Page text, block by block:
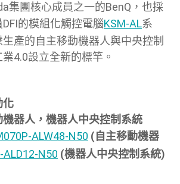
集團核心成員之一的BenQ，也採
的模組化觸控電腦KSM-AL系
產的自主移動機器人與中央控制
4.0設立全新的標竿。
化
器人，機器人中央控制系統
ALW48-N50 (自主移動機器
ALD12-N50 (機器人中央控制系統)